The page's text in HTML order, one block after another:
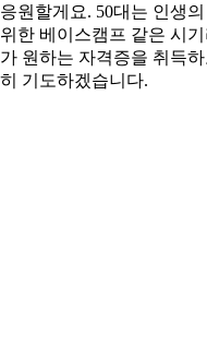
응원할게요. 50대는 인생
위한 베이스캠프 같은 시
가 원하는 자격증을 취득
히 기도하겠습니다.